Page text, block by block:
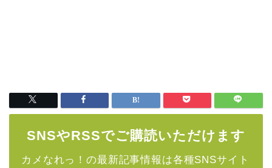
SNSやRSSでご購読いただけます
カメなれっ！の最新記事情報は各種SNSサイト